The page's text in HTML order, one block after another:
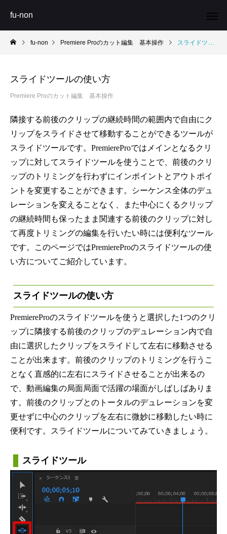
fu-non
fu-non Premiere Proのカット編集 基本操作 スライドツールの使い方
スライドツールの使い方
Premiere Proのカット編集 基本操作
隣接する前後のクリップの継続時間の範囲内で自由にク
リップをスライドさせて移動することができるツールが
スライドツールです。PremiereProではメインとなるクリ
ップに対してスライドツールを使うことで、前後のクリ
ップのトリミングを行わずにインポイントとアウトポイ
ントを変更することができます。シーケンス全体のデュ
レーションを変えることなく、また中心にくるクリップ
の継続時間も保ったまま関連する前後のクリップに対し
て再度トリミングの編集を行いたい時には便利なツール
です。このページではPremiereProのスライドツールの使
い方についてご紹介しています。
スライドツールの使い方
PremiereProのスライドツールを使うと選択した1つのクリ
ップに隣接する前後のクリップのデュレーション内で自
由に選択したクリップをスライドして左右に移動させる
ことが出来ます。前後のクリップのトリミングを行うこ
となく直感的に左右にスライドさせることが出来るの
で、動画編集の局面局面で活躍の場面がしばしばありま
す。前後のクリップとのトータルのデュレーションを変
更せずに中心のクリップを左右に微妙に移動したい時に
便利です。スライドツールについてみていきましょう。
スライドツール